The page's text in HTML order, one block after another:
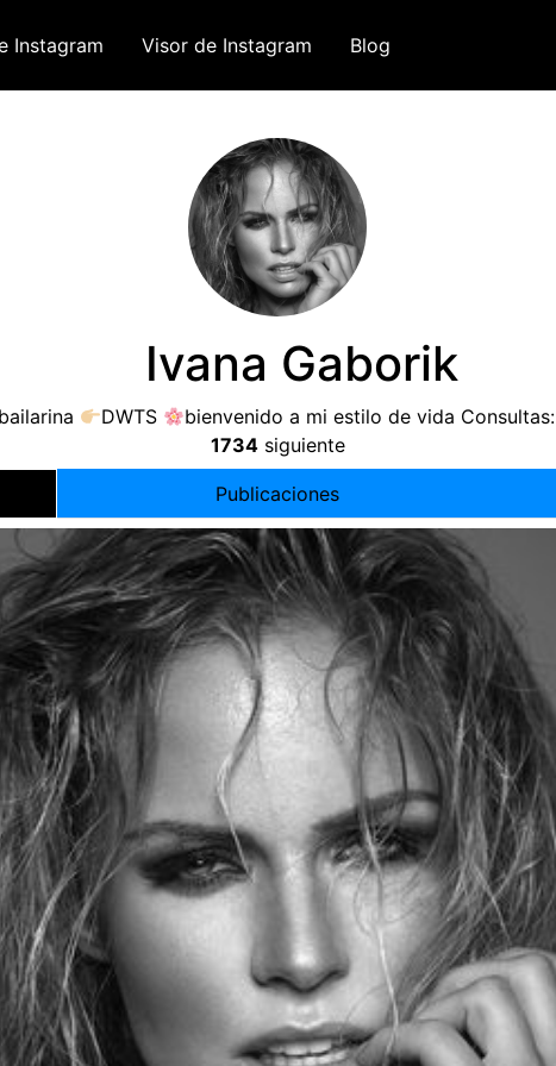
Instagram Visor de Instagram Blog
⠀ Ivana Gaborik
bailarina DWTS bienvenido a mi estilo de vida Consultas:
1734siguiente
Publicaciones